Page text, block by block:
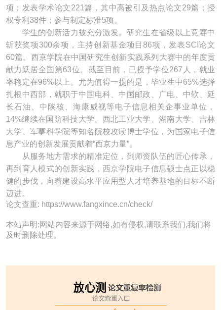
项；发表学术论文221篇，其中高被引及热点论文29篇；授
权专利38件；参与制定标准5项。
学生的创新活力被充分激发。研究生在省级以上竞赛中
斩获奖项300余项，主持创新基金项目86项，发表SCI论文
60篇。西京学院在中国研究生创新实践系列大赛中的年度贡
献力跃居全国第63位。截至目前，已授予学位267人，就业
率稳定在96%以上。尤为值得一提的是，毕业生中65%选择
扎根中西部，就职于中国电科、中国邮政、广电、中软、延
长石油、中陕核、海康威视等电子信息相关企事业单位，
14%继续在国防科技大学、西北工业大学、湖南大学、吉林
大学、军事科学院等知名院校攻读博士学位，为国家电子信
息产业的创新发展贡献着“西京力量”。
从服务地方需求的精准定位，到师资队伍的匠心传承，
再到育人模式的创新实践，西京学院电子信息硕士点正以稳
健的步伐，向着建设高水平应用型人才培养基地的目标不断
迈进。
论文查重: https://www.fangxince.cn/check/
本站声明:网站内容来源于网络,如有侵权,请联系我们,我们将
及时删除处理。